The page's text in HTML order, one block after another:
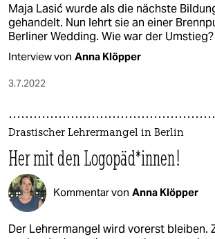
Maja Lasić wurde als die nächste
gehandelt. Nun lehrt sie an einer
Berliner Wedding. Wie war der Umstieg?
Interview von Anna Klöpper
3.7.2022
Drastischer Lehrermangel in Berlin
Her mit den Logopäd*innen!
Kommentar von Anna Klöpper
Der Lehrermangel wird vorerst bleiben.